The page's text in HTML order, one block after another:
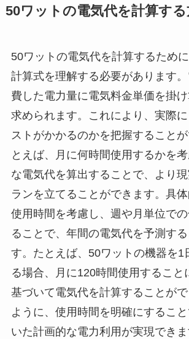
50ワットの電気代を計算す
50ワットの電気代を計算するため
計算式を理解する必要があります
費した電力量に電気料金単価を掛
求められます。これにより、実際
ストがかかるのかを把握すること
とえば、月に何時間使用するかを
な電気代を算出することで、より
ランを立てることができます。具
使用時間を考慮し、週や月単位で
ることで、年間の電気代を予測す
す。たとえば、50ワットの機器を1
る場合、月に120時間使用すること
基づいて電気代を計算することが
ように、使用時間を明確にするこ
いた計画的な電力利用が実現できま